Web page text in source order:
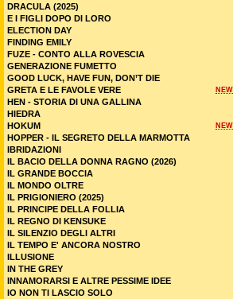
DRACULA (2025)
E I FIGLI DOPO DI LORO
ELECTION DAY
FINDING EMILY
FUZE - CONTO ALLA ROVESCIA
GENERAZIONE FUMETTO
GOOD LUCK, HAVE FUN, DON’T DIE
NEW
GRETA E LE FAVOLE VERE
HEN - STORIA DI UNA GALLINA
HIEDRA
NEW
HOKUM
HOPPER - IL SEGRETO DELLA MARMOTTA
IBRIDAZIONI
IL BACIO DELLA DONNA RAGNO (2026)
IL GRANDE BOCCIA
IL MONDO OLTRE
IL PRIGIONIERO (2025)
IL PRINCIPE DELLA FOLLIA
IL REGNO DI KENSUKE
IL SILENZIO DEGLI ALTRI
IL TEMPO E' ANCORA NOSTRO
ILLUSIONE
IN THE GREY
INNAMORARSI E ALTRE PESSIME IDEE
IO NON TI LASCIO SOLO